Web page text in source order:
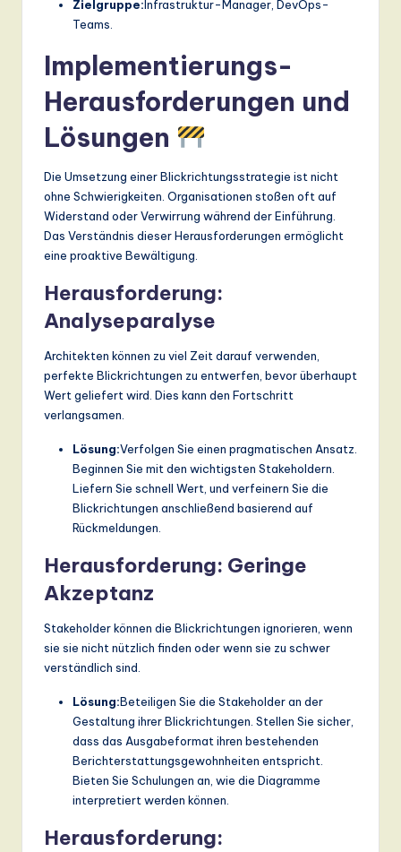
Zielgruppe: Infrastruktur-Manager, DevOps-
Teams.
Implementierungs-
Herausforderungen und
Lösungen
Die Umsetzung einer Blickrichtungsstrategie ist nicht
ohne Schwierigkeiten. Organisationen stoßen oft auf
Widerstand oder Verwirrung während der Einführung.
Das Verständnis dieser Herausforderungen ermöglicht
eine proaktive Bewältigung.
Herausforderung:
Analyseparalyse
Architekten können zu viel Zeit darauf verwenden,
perfekte Blickrichtungen zu entwerfen, bevor überhaupt
Wert geliefert wird. Dies kann den Fortschritt
verlangsamen.
Lösung:Verfolgen Sie einen pragmatischen Ansatz.
Beginnen Sie mit den wichtigsten Stakeholdern.
Liefern Sie schnell Wert, und verfeinern Sie die
Blickrichtungen anschließend basierend auf
Rückmeldungen.
Herausforderung: Geringe
Akzeptanz
Stakeholder können die Blickrichtungen ignorieren, wenn
sie sie nicht nützlich finden oder wenn sie zu schwer
verständlich sind.
Lösung:Beteiligen Sie die Stakeholder an der
Gestaltung ihrer Blickrichtungen. Stellen Sie sicher,
dass das Ausgabeformat ihren bestehenden
Berichterstattungsgewohnheiten entspricht.
Bieten Sie Schulungen an, wie die Diagramme
interpretiert werden können.
Herausforderung: